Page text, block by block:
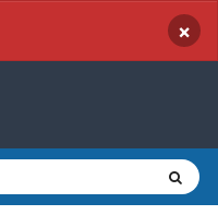
×